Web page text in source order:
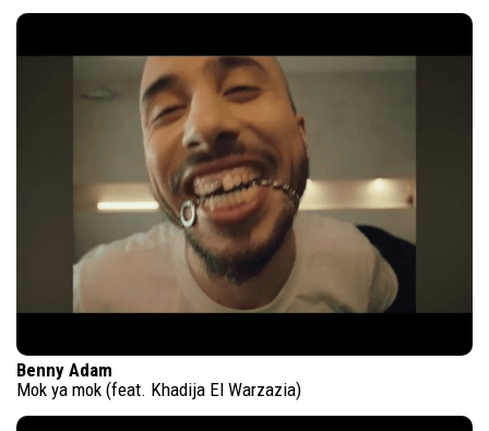
Benny Adam
Mok ya mok (feat. Khadija El Warzazia)